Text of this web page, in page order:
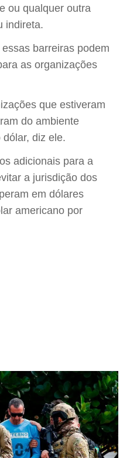
ou qualquer outra
indireta.
barreiras podem
as organizações
que estiveram
do ambiente
diz ele.
adicionais para a
a jurisdição dos
em dólares
americano por